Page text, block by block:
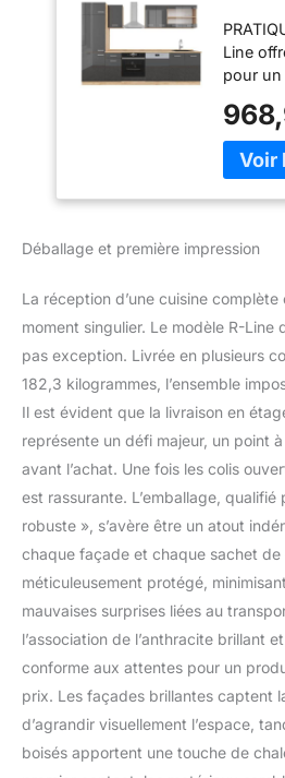
Line
pour
ainsi
façades
hauteur
de
de 300
Niche
et le
sont
16 mm
en
Déballage et première impression
La réception d’une cuisine
moment singulier. Le modèle R-Line
pas exception. Livrée en plusieurs
182,3 kilogrammes, l’ensemble
Il est évident que la livraison en
représente un défi majeur, un point
avant l’achat. Une fois les colis
est rassurante. L’emballage,
robuste », s’avère être un atout
chaque façade et chaque sachet de
méticuleusement protégé,
mauvaises surprises liées au
l’association de l’anthracite brillant
conforme aux attentes pour un
prix. Les façades brillantes captent
d’agrandir visuellement l’espace,
boisés apportent une touche de